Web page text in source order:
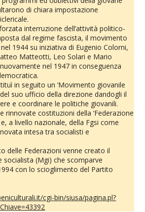
di chiara impostazione
interruzione dell’attività politico-
dal regime fascista, il movimento
1944 su iniziativa di Eugenio Colorni,
Matteotti, Leo Solari e Mario
nel 1947 in conseguenza
in seguito un ‘Movimento giovanile
del suo ufficio della direzione dandogli il
e coordinare le politiche giovanili.
rinnovate costituzioni della ‘Federazione
a livello nazionale, della Fgsi come
intesa tra socialisti e
delle Federazioni venne creato il
socialista (Mgi) che scomparve
con lo scioglimento del Partito
cgi-bin/siusa/pagina.pl?